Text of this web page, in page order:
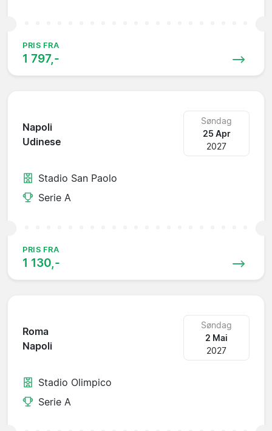
PRIS FRA
1 797,-
Napoli
Udinese
Søndag
25 Apr
2027
Stadio San Paolo
Serie A
PRIS FRA
1 130,-
Roma
Napoli
Søndag
2 Mai
2027
Stadio Olimpico
Serie A